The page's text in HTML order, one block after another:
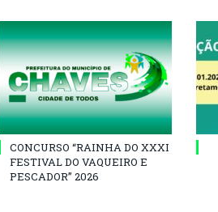
CONCURSO “RAINHA DO XXXI
FESTIVAL DO VAQUEIRO E
PESCADOR” 2026